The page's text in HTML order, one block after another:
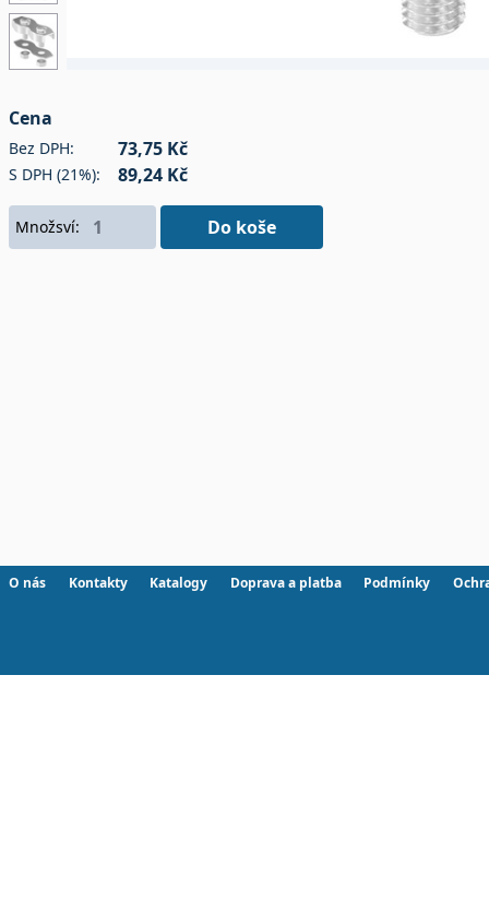
Cena
Bez DPH: 73,75 Kč
S DPH (21%): 89,24 Kč
Množsví: Do koše
O nás Kontakty Katalogy Doprava a platba Podmínky